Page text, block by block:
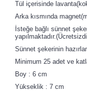
Tül içerisinde
Arka kısmında
İsteğe bağlı sünnet
Sünnet şekerinin
Minimum 25 adet ve
Boy : 6 cm
Yükseklik : 7 cm